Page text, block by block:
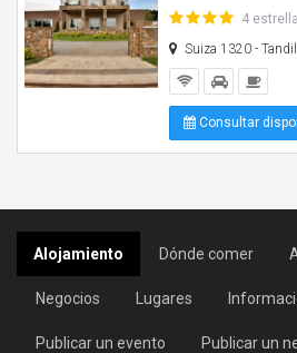
4
Suiza 1320 - Tandil
Consultar
Alojamiento Dónde comer
Negocios Lugares
Publicar un evento Publicar un